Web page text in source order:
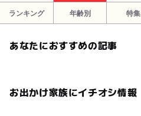
ランキング 年齢別 特集
あなたにおすすめの記事
お出かけ家族にイチオシ情報